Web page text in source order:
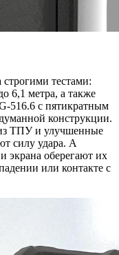
тестами:
6,1 метра, а также
516.6 с пятикратным
конструкции.
ТПУ и улучшенные
силу удара. А
экрана оберегают их
или контакте с